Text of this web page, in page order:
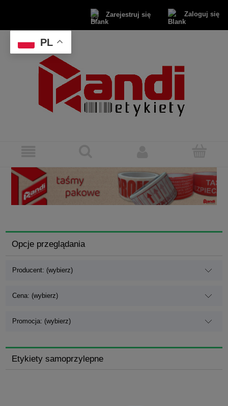
Zarejestruj się Zaloguj się
Opcje przeglądania
Producent: (wybierz)
Cena: (wybierz)
Promocja: (wybierz)
Etykiety samoprzylepne
PL